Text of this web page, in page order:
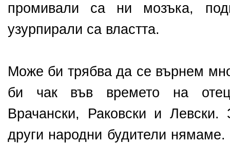
промивали са ни мозъка,
узурпирали са властта.
Може би трябва да се върнем
би чак във времето на
Врачански, Раковски и
други народни будители